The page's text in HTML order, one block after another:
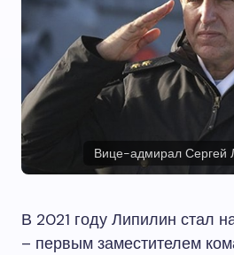
Вице-адмирал Сергей
В 2021 году Липилин стал
– первым заместителем